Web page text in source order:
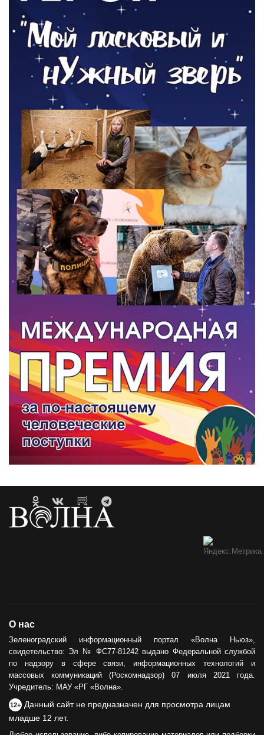
О нас
Зеленоградский информационный портал «Волна Ньюз»,
свидетельство: Эл № ФС77-81242 выдано Федеральной службой
по надзору в сфере связи, информационных технологий и
массовых коммуникаций (Роскомнадзор) 07 июля 2021 года.
Учредитель: МАУ «РГ «Волна».
12+ Данный сайт не предназначен для просмотра лицам
младше 12 лет.